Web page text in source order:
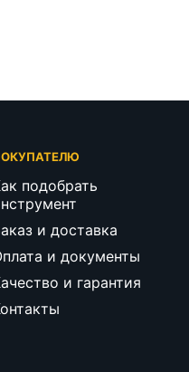
подобрать
и доставка
и документы
и гарантия